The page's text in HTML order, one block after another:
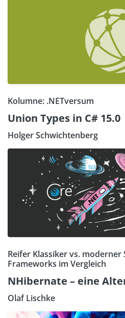
Kolumne: .NETversum
Union Types in C# 15.0
Holger Schwichtenberg
Reifer Klassiker vs. moderner
Frameworks im Vergleich
NHibernate – eine
Olaf Lischke